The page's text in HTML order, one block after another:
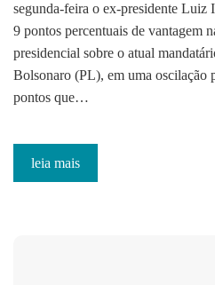
segunda-feira o ex-presidente
9 pontos percentuais de vantagem
presidencial sobre o atual
Bolsonaro (PL), em uma oscilação
pontos que…
leia mais